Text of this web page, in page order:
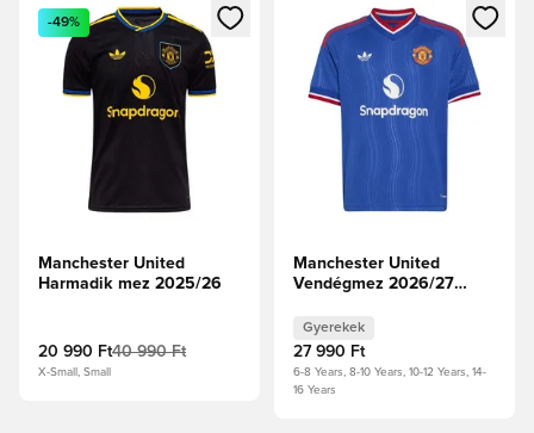
Megnyit egy modált a bejelentkezéshez vagy a tagként
-49%
Manchester United
Harmadik mez 2025/26
20 990 Ft40 990 Ft
X-Small, Small
Megnyit egy modált a
Manchester United
Vendégmez 2026/27
Gyerekek
27 990 Ft
6-8 Years, 8-10 Years, 10-12 Years, 14-
16 Years